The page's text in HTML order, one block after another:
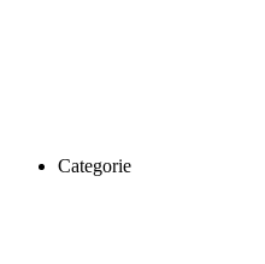
Categorie